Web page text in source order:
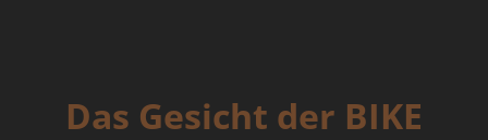
Das Gesicht der BIKE